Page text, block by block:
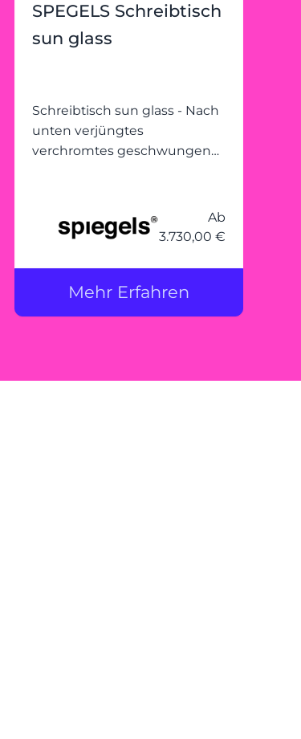
SPEGELS Schreibtisch
sun glass
Schreibtisch sun glass - Nach
unten verjüngtes
verchromtes geschwungenes
bei Sideboards und Tisch eine
zarte Optik.
Ab
3.730,00 €
Mehr Erfahren